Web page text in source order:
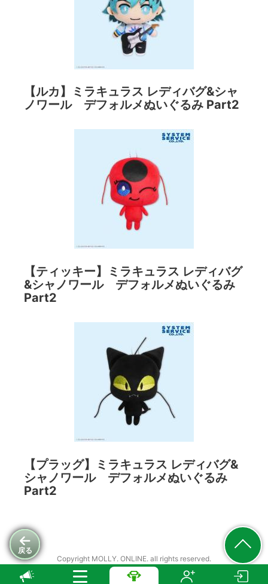
戻る
【ルカ】ミラキュラス レディバグ&シャ
ノワール デフォルメぬいぐるみ Part2
【ティッキー】ミラキュラス レディバグ
&シャノワール デフォルメぬいぐるみ
Part2
【プラッグ】ミラキュラス レディバグ&
シャノワール デフォルメぬいぐるみ
Part2
Copyright MOLLY. ONLINE. all rights reserved.